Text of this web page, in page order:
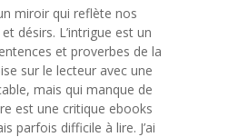
miroir qui reflète nos
désirs. L’intrigue est un
et proverbes de la
sur le lecteur avec une
mais qui manque de
est une critique ebooks
parfois difficile à lire. J’ai